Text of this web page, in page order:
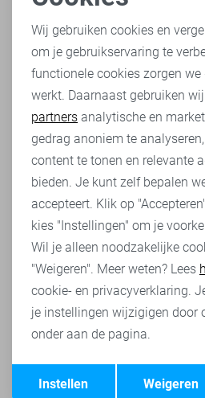
Een blouse is een perfecte match
Kies voor een klassieke witte
elegante look, of ga voor een
om je outfit wat meer
ervoor dat de blouse goed past
worden gestopt voor een nette
Schoenen
De keuze van schoenen hangt af
Voor een formele setting zijn
keuze. Ze verlengen je benen en
houding, vooral in de lange rok
neutrale kleuren zoals zwart of
look. Voor een meer casual
Button rok combineren met
sneakers. Dit geeft je outfit een
perfect voor informele
Sieraden
Sieraden kunnen een outfit
Noodzakelijke cookies
Personalisatie cookies
Analytische cookies
Marketing cookies
Terug
Wij gebruiken cookies en
om je gebruikservaring te
functionele cookies zorgen
werkt. Daarnaast gebruiken
partners analytische en
gedrag anoniem te
content te tonen en relevante
bieden. Je kunt zelf bepalen
accepteert. Klik op
kies "Instellingen" om je
Wil je alleen noodzakelijke
"Weigeren". Meer weten? Lees
cookie- en privacyverklaring.
je instellingen wijzigigen door
onder aan de pagina.
Weigeren
Instellen